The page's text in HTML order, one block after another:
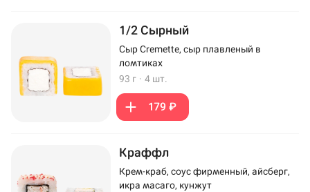
1/2 Сырный
Сыр Cremette, сыр плавленый в
ломтиках
93 г · 4 шт.
179 ₽
Краффл
Крем-краб, соус фирменный, айсберг,
икра масаго, кунжут